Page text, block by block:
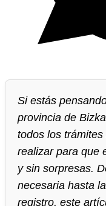
Si estás
provincia de
todos los
realizar para que
y sin sorpresas.
necesaria hasta
registro, este